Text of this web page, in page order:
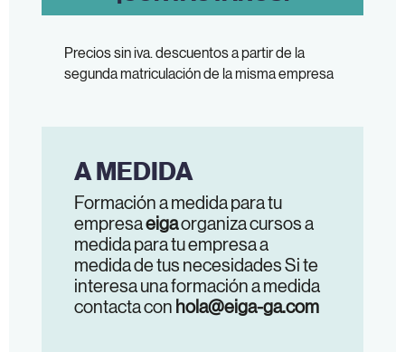
Precios sin iva. descuentos a partir de la
segunda matriculación de la misma empresa
A MEDIDA
Formación a medida para tu
empresaeigaorganiza cursos a
medida para tu empresa a
medida de tus necesidades Si te
interesa una formación a medida
contacta con hola@eiga-ga.com